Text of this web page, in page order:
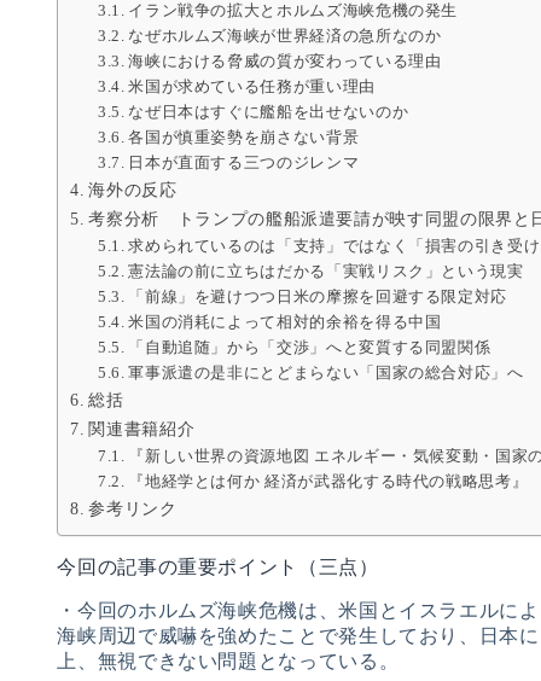
イラン戦争の拡大とホルムズ海峡危機の発生
なぜホルムズ海峡が世界経済の急所なのか
海峡における脅威の質が変わっている理由
米国が求めている任務が重い理由
なぜ日本はすぐに艦船を出せないのか
各国が慎重姿勢を崩さない背景
日本が直面する三つのジレンマ
海外の反応
考察分析 トランプの艦船派遣要請が映す同盟の限界と
求められているのは「支持」ではなく「損害の引き受
憲法論の前に立ちはだかる「実戦リスク」という現実
「前線」を避けつつ日米の摩擦を回避する限定対応
米国の消耗によって相対的余裕を得る中国
「自動追随」から「交渉」へと変質する同盟関係
軍事派遣の是非にとどまらない「国家の総合対応」へ
総括
関連書籍紹介
『新しい世界の資源地図 エネルギー・気候変動・国家
『地経学とは何か 経済が武器化する時代の戦略思考』
参考リンク
今回の記事の重要ポイント（三点）
・今回のホルムズ海峡危機は、米国とイスラエルに
海峡周辺で威嚇を強めたことで発生しており、日本
上、無視できない問題となっている。